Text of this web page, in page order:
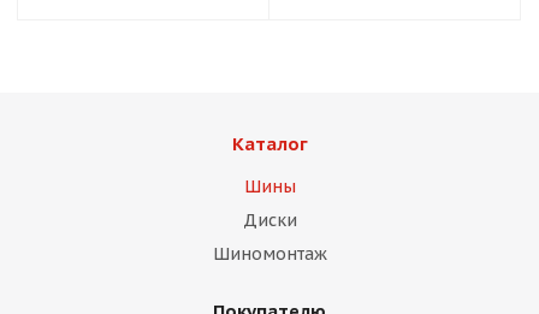
Каталог
Шины
Диски
Шиномонтаж